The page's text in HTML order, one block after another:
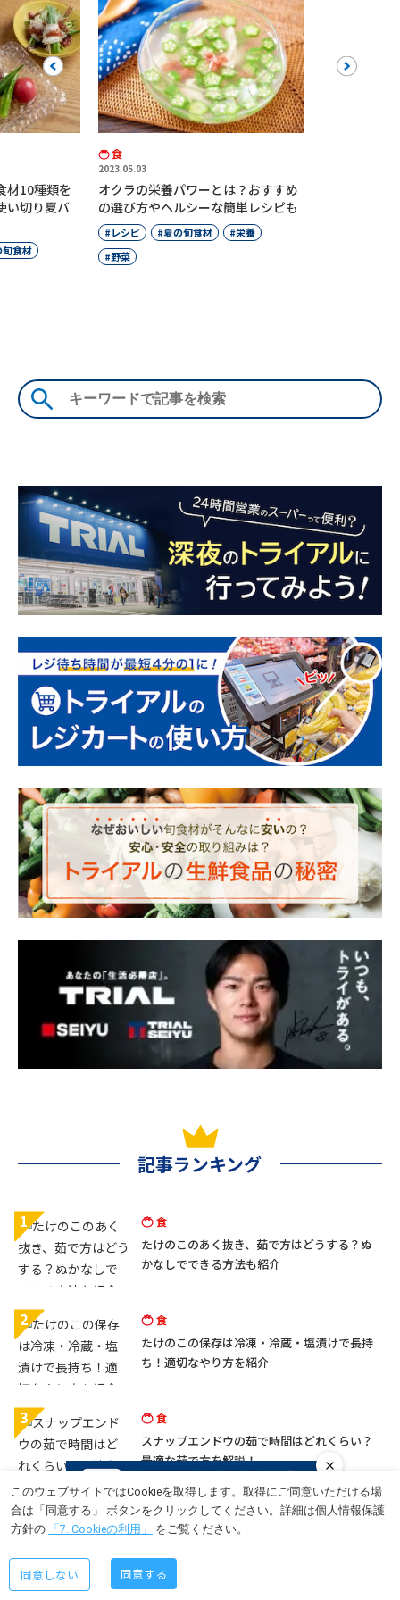
このウェブサイトではCookieを取得します。取得にご同意いただける場
合は「同意する」 ボタンをクリックしてください。詳細は個人情報保護
方針の
「7. Cookieの利用」 をご覧ください。
同意しない 同意する
Previous
材10種類を
い切り夏バ
旬食材
食
2023.05.03
オクラの栄養パワーとは？おすすめ
の選び方やヘルシーな簡単レシピも
レシピ 夏の旬食材
栄養
野菜
記事ランキング
1 食
たけのこのあく抜き、茹で方はどうする？ぬ
かなしでできる方法も紹介
2 食
たけのこの保存は冷凍・冷蔵・塩漬けで長持
ち！適切なやり方を紹介
3 食
スナップエンドウの茹で時間はどれくらい？
最適な茹で方を解説！
4 食
豚ロース厚切り肉（トンテキ）を柔らかく焼
く方法！簡単レシピを紹介